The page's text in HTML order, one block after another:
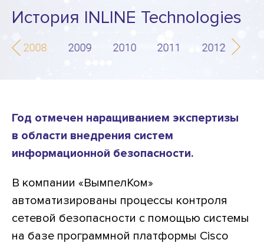
История INLINE Technologies
2008 2009 2010 2011 2012
Год отмечен наращиванием экспертизы
в области внедрения систем
информационной безопасности.
В компании «ВымпелКом»
автоматизированы процессы контроля
сетевой безопасности с помощью системы
на базе программной платформы Cisco